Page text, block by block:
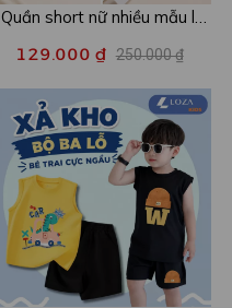
Quần short nữ nhiều mẫu lẻ
còn 99k/c - Loza XA016
129.000 ₫ 250.000 ₫